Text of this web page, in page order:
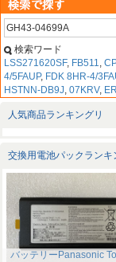
検索ワード
LSS271620SF, FB511,
4/5FAUP, FDK 8HR-4/
HSTNN-DB9J, 07KRV,
人気商品ランキングリ
交換用電池パックランキ
バッテリーPanasonic